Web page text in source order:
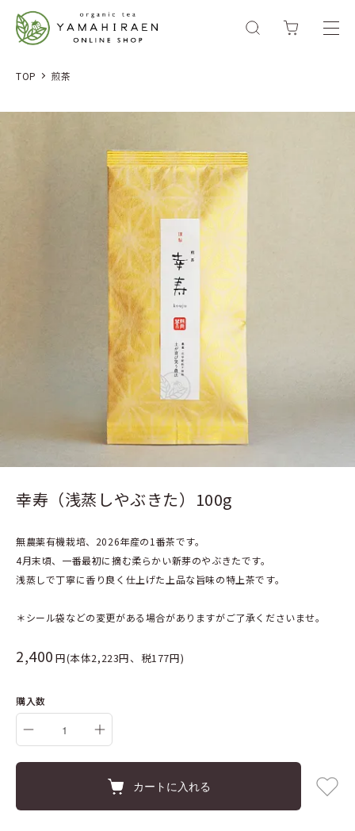
TOP 煎茶
幸寿（浅蒸しやぶきた）100g
無農薬有機栽培、2026年産の1番茶です。
4月末頃、一番最初に摘む柔らかい新芽のやぶきたです。
浅蒸しで丁寧に香り良く仕上げた上品な旨味の特上茶です。
＊シール袋などの変更がある場合がありますがご了承くださいませ。
2,400 円(本体2,223円、税177円)
購入数
カートに入れる